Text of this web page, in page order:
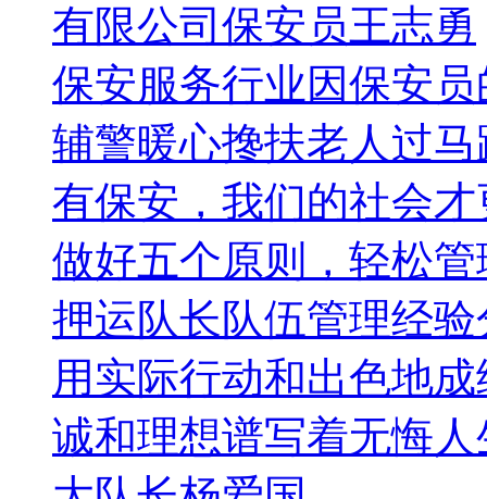
有限公司保安员王志勇
保安服务行业因保安
辅警暖心搀扶老人过
有保安，我们的社会
做好五个原则，轻松
押运队长队伍管理经验
用实际行动和出色地
诚和理想谱写着无悔